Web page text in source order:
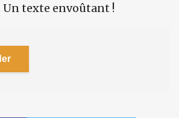
Un texte envoûtant !